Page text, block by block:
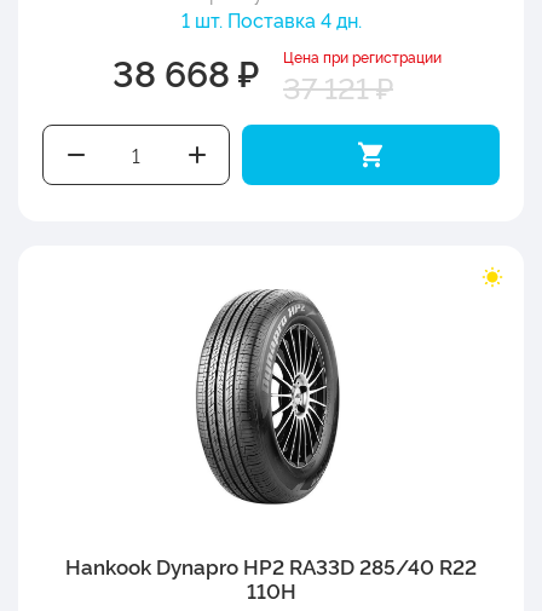
1 шт. Поставка 4 дн.
38 668 ₽ Цена при регистрации
37 121 ₽
Hankook Dynapro HP2 RA33D 285/40 R22
110H